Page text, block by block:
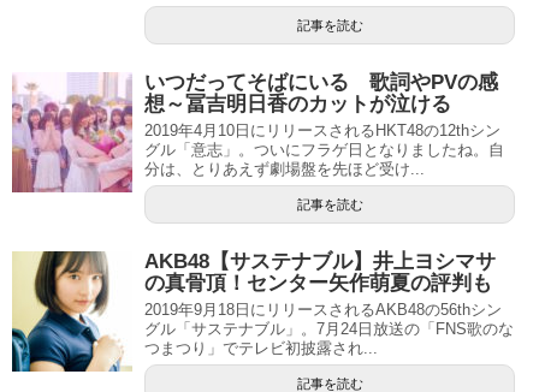
記事を読む
いつだってそばにいる 歌詞やPVの感
想～冨吉明日香のカットが泣ける
2019年4月10日にリリースされるHKT48の12thシン
グル「意志」。ついにフラゲ日となりましたね。自
分は、とりあえず劇場盤を先ほど受け...
記事を読む
AKB48【サステナブル】井上ヨシマサ
の真骨頂！センター矢作萌夏の評判も
2019年9月18日にリリースされるAKB48の56thシン
グル「サステナブル」。7月24日放送の「FNS歌のな
つまつり」でテレビ初披露され...
記事を読む